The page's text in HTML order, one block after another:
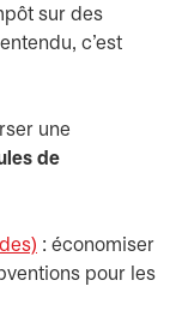
sur des
c’est
une
de
: économiser
pour les